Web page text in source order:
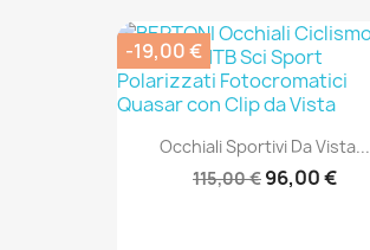
Occhiali Sportivi Da Vista...
115,00 € 96,00 €
-19,00 €